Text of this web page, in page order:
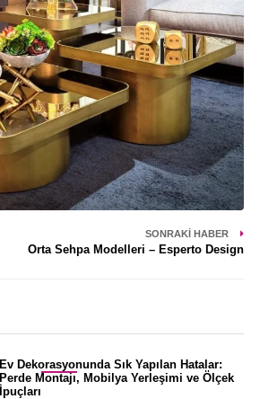
SONRAKI HABER
Orta Sehpa Modelleri – Esperto Design
Ev Dekorasyonunda Sık Yapılan Hatalar:
Perde Montajı, Mobilya Yerleşimi ve Ölçek
İpuçları